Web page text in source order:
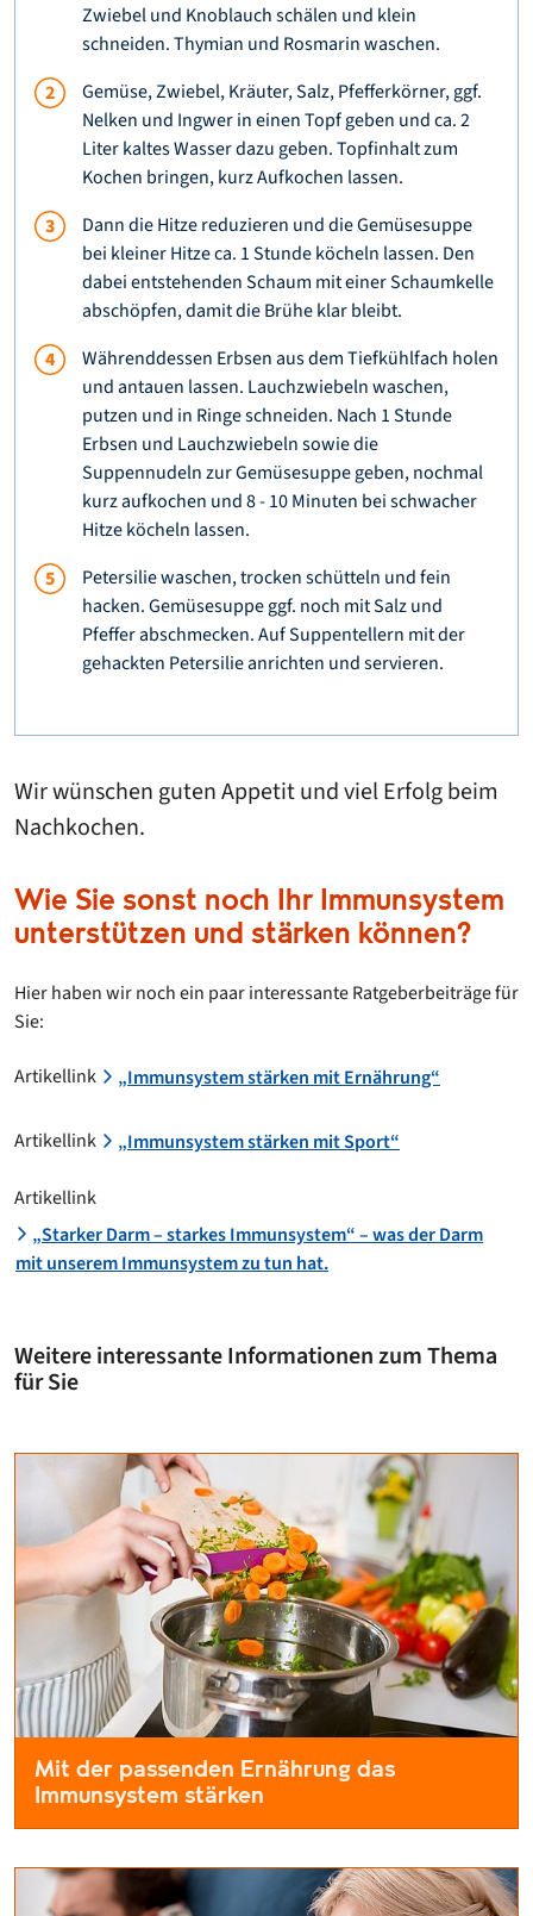
Zwiebel und Knoblauch schälen und klein
schneiden. Thymian und Rosmarin waschen.
Gemüse, Zwiebel, Kräuter, Salz, Pfefferkörner, ggf.
Nelken und Ingwer in einen Topf geben und ca. 2
Liter kaltes Wasser dazu geben. Topfinhalt zum
Kochen bringen, kurz Aufkochen lassen.
Dann die Hitze reduzieren und die Gemüsesuppe
bei kleiner Hitze ca. 1 Stunde köcheln lassen. Den
dabei entstehenden Schaum mit einer Schaumkelle
abschöpfen, damit die Brühe klar bleibt.
Währenddessen Erbsen aus dem Tiefkühlfach holen
und antauen lassen. Lauchzwiebeln waschen,
putzen und in Ringe schneiden. Nach 1 Stunde
Erbsen und Lauchzwiebeln sowie die
Suppennudeln zur Gemüsesuppe geben, nochmal
kurz aufkochen und 8 - 10 Minuten bei schwacher
Hitze köcheln lassen.
Petersilie waschen, trocken schütteln und fein
hacken. Gemüsesuppe ggf. noch mit Salz und
Pfeffer abschmecken. Auf Suppentellern mit der
gehackten Petersilie anrichten und servieren.
Wir wünschen guten Appetit und viel Erfolg beim
Nachkochen.
Wie Sie sonst noch Ihr Immunsystem
unterstützen und stärken können?
Hier haben wir noch ein paar interessante Ratgeberbeiträge für
Sie:
Artikellink „Immunsystem stärken mit Ernährung“
Artikellink „Immunsystem stärken mit Sport“
Artikellink
„Starker Darm – starkes Immunsystem“ – was der Darm
mit unserem Immunsystem zu tun hat.
Weitere interessante Informationen zum Thema
für Sie
Mit der passenden Ernährung das
Immunsystem stärken
Egal ob im Winter oder Sommer – ein Infekt kann einen